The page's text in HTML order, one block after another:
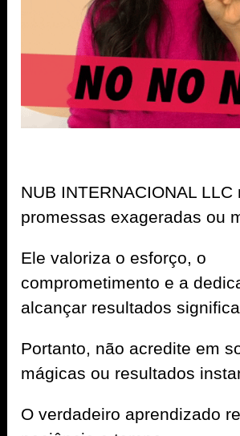
NUB INTERNACIONAL LLC
promessas exageradas ou
Ele valoriza o esforço, o
comprometimento e a
alcançar resultados
Portanto, não acredite em
mágicas ou resultados
O verdadeiro aprendizado